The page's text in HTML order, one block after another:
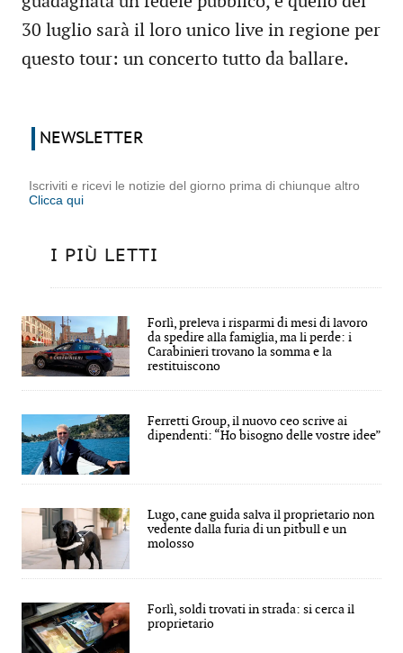
30 luglio sarà il loro unico live in regione per
questo tour: un concerto tutto da ballare.
NEWSLETTER
Iscriviti e ricevi le notizie del giorno prima di chiunque altro
Clicca qui
I PIÙ LETTI
Forlì, preleva i risparmi di mesi di lavoro
da spedire alla famiglia, ma li perde: i
Carabinieri trovano la somma e la
restituiscono
Ferretti Group, il nuovo ceo scrive ai
dipendenti: “Ho bisogno delle vostre idee”
Lugo, cane guida salva il proprietario non
vedente dalla furia di un pitbull e un
molosso
Forlì, soldi trovati in strada: si cerca il
proprietario